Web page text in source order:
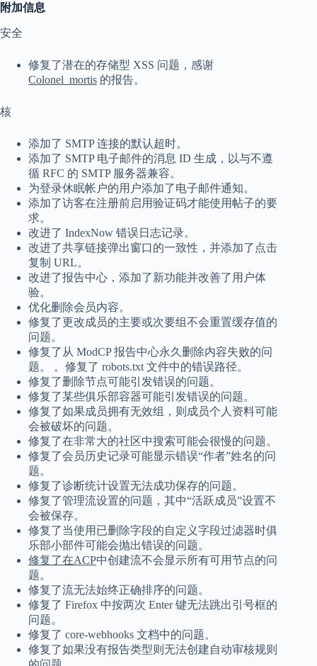
附加信息
安全
修复了潜在的存储型 XSS 问题，感谢
Colonel_mortis 的报告。
核
添加了 SMTP 连接的默认超时。
添加了 SMTP 电子邮件的消息 ID 生成，以与不遵
循 RFC 的 SMTP 服务器兼容。
为登录休眠帐户的用户添加了电子邮件通知。
添加了访客在注册前启用验证码才能使用帖子的要
求。
改进了 IndexNow 错误日志记录。
改进了共享链接弹出窗口的一致性，并添加了点击
复制 URL。
改进了报告中心，添加了新功能并改善了用户体
验。
优化删除会员内容。
修复了更改成员的主要或次要组不会重置缓存值的
问题。
修复了从 ModCP 报告中心永久删除内容失败的问
题。 。修复了 robots.txt 文件中的错误路径。
修复了删除节点可能引发错误的问题。
修复了某些俱乐部容器可能引发错误的问题。
修复了如果成员拥有无效组，则成员个人资料可能
会被破坏的问题。
修复了在非常大的社区中搜索可能会很慢的问题。
修复了会员历史记录可能显示错误“作者”姓名的问
题。
修复了诊断统计设置无法成功保存的问题。
修复了管理流设置的问题，其中“活跃成员”设置不
会被保存。
修复了当使用已删除字段的自定义字段过滤器时俱
乐部小部件可能会抛出错误的问题。
修复了在ACP中创建流不会显示所有可用节点的问
题。
修复了流无法始终正确排序的问题。
修复了 Firefox 中按两次 Enter 键无法跳出引号框的
问题。
修复了 core-webhooks 文档中的问题。
修复了如果没有报告类型则无法创建自动审核规则